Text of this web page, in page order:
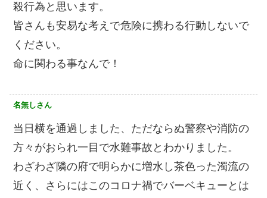
殺行為と思います。
皆さんも安易な考えで危険に携わる行動しないで
ください。
命に関わる事なんで！
名無しさん
当日横を通過しました、ただならぬ警察や消防の
方々がおられ一目で水難事故とわかりました。
わざわざ隣の府で明らかに増水し茶色った濁流の
近く、さらにはこのコロナ禍でバーベキューとは